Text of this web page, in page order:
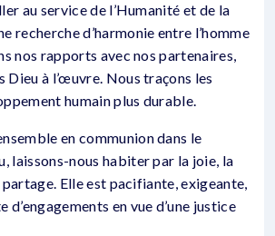
au service de l’Humanité et de la
recherche d’harmonie entre l’homme
nos rapports avec nos partenaires,
Dieu à l’œuvre. Nous traçons les
humain plus durable.
en communion dans le
laissons-nous habiter par la joie, la
Elle est pacifiante, exigeante,
d’engagements en vue d’une justice